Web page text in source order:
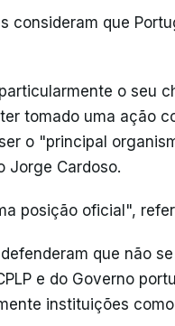
consideram que
o seu
tomado uma ação
o "principal
Jorge Cardoso.
posição oficial",
que não
e do Governo
instituições